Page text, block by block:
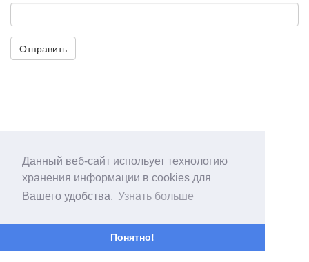
Данный веб-сайт испольует технологию
хранения информации в cookies для
Вашего удобства. Узнать больше
Понятно!
Отправить